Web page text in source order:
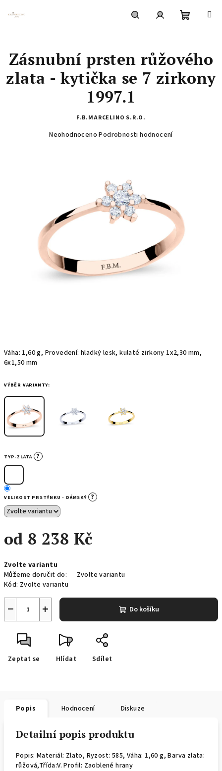
košík
Váha: 1,60 g, Provedení: hladký lesk, kulaté zirkony 1x2,30 mm,
6x1,50 mm
VÝBĚR VARIANTY:
TYP-ZLATA ?
VELIKOST PRSTÝNKU - DÁMSKÝ ?
od 8 238 Kč
cena:
Zvolte variantu
Můžeme doručit do:
Zvolte variantu
Kód: Zvolte variantu
+
− Do košíku
Zeptat se Hlídat Sdílet
Zásnubní prsten růžového
zlata - kytička se 7 zirkony
1997.1
F.B.MARCELINO S.R.O.
Průměrné
hvězdiček.
Neohodnoceno Podrobnosti hodnocení
Popis Hodnocení Diskuze
Detailní popis produktu
Popis: Materiál: Zlato, Ryzost: 585, Váha: 1,60 g, Barva zlata:
růžová,Třída:V. Profil: Zaoblené hrany